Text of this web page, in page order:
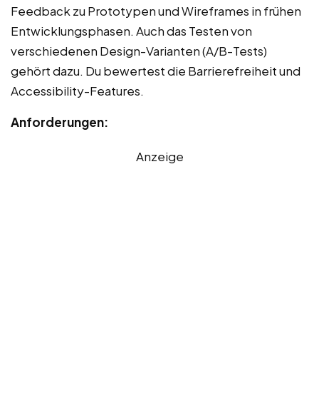
Feedback zu Prototypen und Wireframes in frühen
Entwicklungsphasen. Auch das Testen von
verschiedenen Design-Varianten (A/B-Tests)
gehört dazu. Du bewertest die Barrierefreiheit und
Accessibility-Features.
Anforderungen:
Anzeige